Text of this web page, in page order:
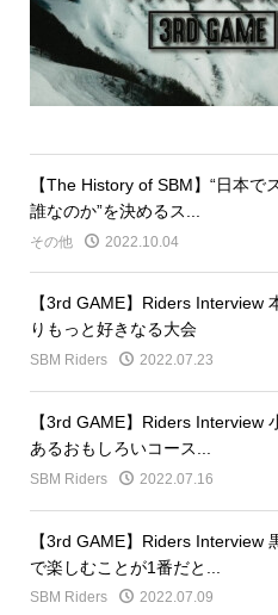
【The History of SBM】“日本
誰なのか”を決めるス...
その他 2022.10.04
【3rd GAME】Riders Interview
りもっと好きなる大会
SBM Riders 2022.07.23
【3rd GAME】Riders Interview
あるおもしろいコース...
SBM Riders 2022.07.16
【3rd GAME】Riders Interview
で楽しむことが1番だと...
SBM Riders 2022.07.09